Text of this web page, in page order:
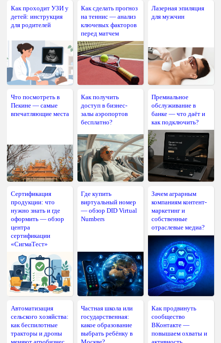
Как проходит УЗИ у
детей: инструкция
для родителей
Как сделать прогноз
на теннис — анализ
ключевых факторов
перед матчем
Лазерная эпиляция
для мужчин
Что посмотреть в
Пекине — самые
впечатляющие места
Как получить
доступ в бизнес-
залы аэропортов
бесплатно?
Премиальное
обслуживание в
банке — что даёт и
как подключить?
Сертификация
продукции: что
нужно знать и где
оформить — обзор
центра
сертификации
«СигмаТест»
Где купить
виртуальный номер
— обзор DID Virtual
Numbers
Зачем аграрным
компаниям контент-
маркетинг и
собственные
отраслевые медиа?
Автоматизация
сельского хозяйства:
как беспилотные
тракторы и дроны
Частная школа или
государственная:
какое образование
выбрать ребёнку в
Как продвинуть
сообщество
ВКонтакте —
повышаем охваты и